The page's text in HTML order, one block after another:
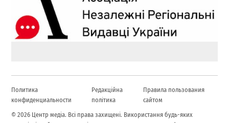
Политика
конфиденциальности
Редакційна
політика
Правила пользования
сайтом
© 2026 Центр медіа. Всі права захищені. Використання будь-яких